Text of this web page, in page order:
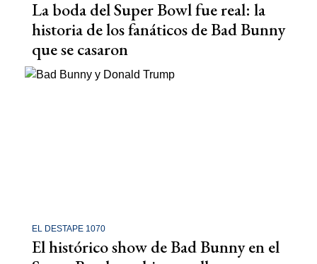
La boda del Super Bowl fue real: la
historia de los fanáticos de Bad Bunny
que se casaron
EL DESTAPE 1070
El histórico show de Bad Bunny en el